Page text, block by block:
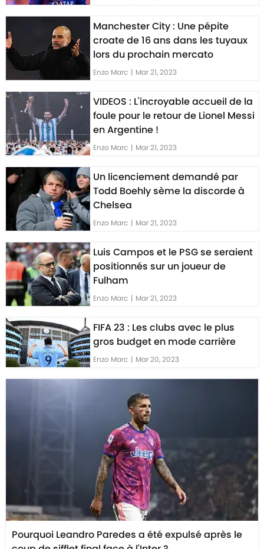
Manchester City : Une pépite
croate de 16 ans dans les tuyaux
lors du prochain mercato
Enzo Marc | Mar 21, 2023
VIDEOS : L'incroyable accueil de la
foule pour le retour de Lionel Messi
en Argentine !
Enzo Marc | Mar 21, 2023
Un licenciement demandé par
Todd Boehly sème la discorde à
Chelsea
Enzo Marc | Mar 21, 2023
Luis Campos et le PSG se seraient
positionnés sur un joueur de
Fulham
Enzo Marc | Mar 21, 2023
FIFA 23 : Les clubs avec le plus
gros budget en mode carrière
Enzo Marc | Mar 20, 2023
Pourquoi Leandro Paredes a été expulsé après le